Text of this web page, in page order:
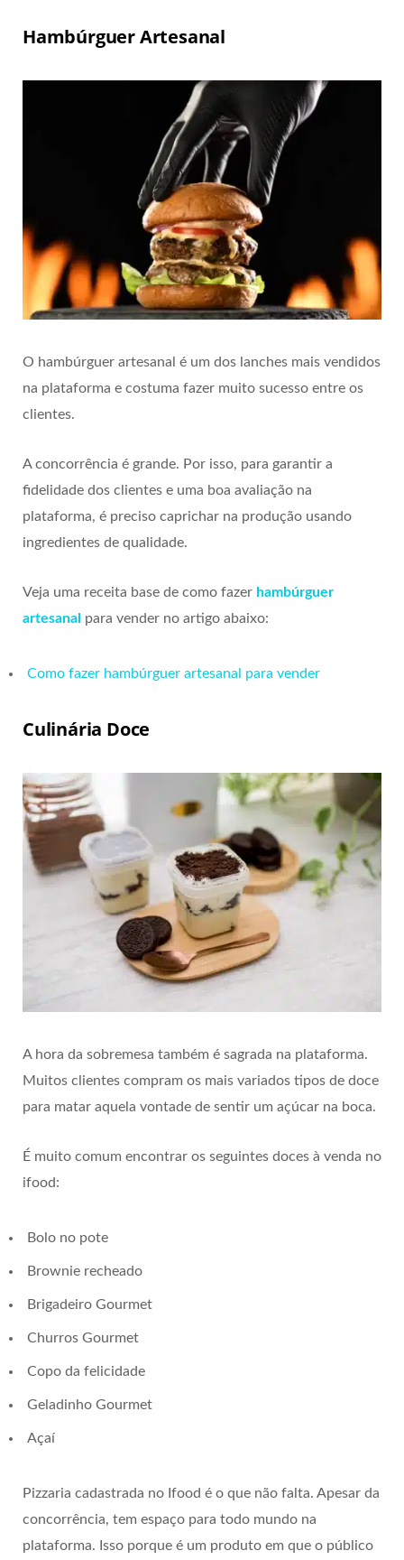
Hambúrguer Artesanal
O hambúrguer artesanal é um dos lanches mais vendidos
na plataforma e costuma fazer muito sucesso entre os
clientes.
A concorrência é grande. Por isso, para garantir a
fidelidade dos clientes e uma boa avaliação na
plataforma, é preciso caprichar na produção usando
ingredientes de qualidade.
Veja uma receita base de como fazer hambúrguer
artesanal para vender no artigo abaixo:
Como fazer hambúrguer artesanal para vender
Culinária Doce
A hora da sobremesa também é sagrada na plataforma.
Muitos clientes compram os mais variados tipos de doce
para matar aquela vontade de sentir um açúcar na boca.
É muito comum encontrar os seguintes doces à venda no
ifood:
Bolo no pote
Brownie recheado
Brigadeiro Gourmet
Churros Gourmet
Copo da felicidade
Geladinho Gourmet
Açaí
Pizzaria cadastrada no Ifood é o que não falta. Apesar da
concorrência, tem espaço para todo mundo na
plataforma. Isso porque é um produto em que o público